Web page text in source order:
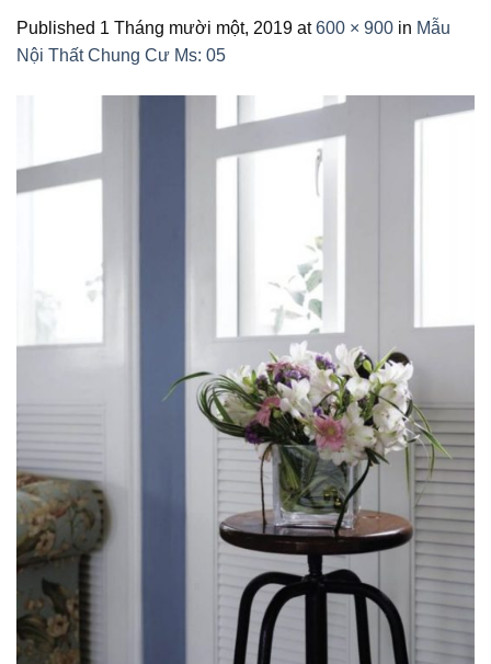
Published 1 Tháng mười một, 2019 at600 × 900 in Mẫu
Nội Thất Chung Cư Ms: 05